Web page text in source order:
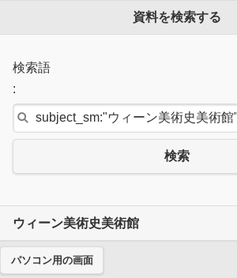
資料を検索する
検索語
:
検索
ウィーン美術史美術館
パソコン用の画面